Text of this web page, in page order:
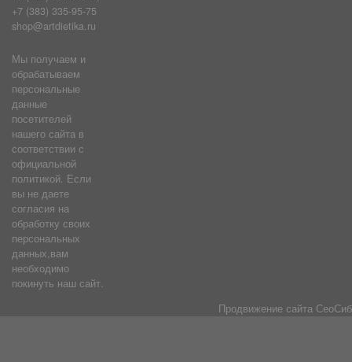
+7 (383) 335-95-75
shop@artdietika.ru
Мы получаем и
обрабатываем
персональные
данные
посетителей
нашего сайта в
соответствии с
официальной
политикой. Если
вы не даете
согласия на
обработку своих
персональных
данных,вам
необходимо
покинуть наш сайт.
Продвижение сайта СеоСиб